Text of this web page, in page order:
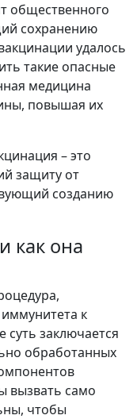
общественного
сохранению
удалось
такие опасные
медицина
повышая их
– это
защиту от
созданию
как она
к
заключается
обработанных
вызвать само
чтобы